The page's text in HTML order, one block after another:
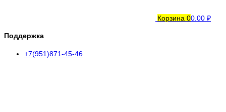
Корзина 00.00 ₽
Поддержка
+7(951)871-45-46